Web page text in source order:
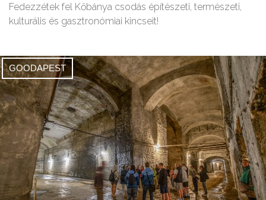
Fedezzétek fel Kőbánya csodás építészeti, természeti,
kulturális és gasztronómiai kincseit!
GOODAPEST